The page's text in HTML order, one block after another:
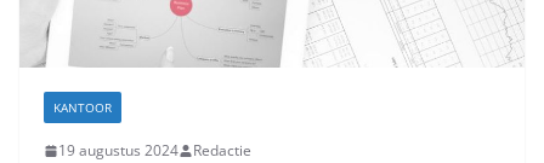
KANTOOR
19 augustus 2024 Redactie